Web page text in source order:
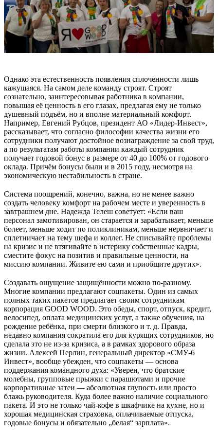
Однако эта естественность появления сплоченности лишь
кажущаяся. На самом деле команду строят. Строят
сознательно, заинтересовывая работника в компании,
повышая её ценность в его глазах, предлагая ему не только
душевный подъём, но и вполне материальный комфорт.
Например, Евгений Рубцов, президент АО «Лидер-Инвест»,
рассказывает, что согласно философии качества жизни его
сотрудники получают достойное вознаграждение за свой труд,
а по результатам работы компании каждый сотрудник
получает годовой бонус в размере от 40 до 100% от годового
оклада. Причём бонусы были и в 2015 году, несмотря на
экономическую нестабильность в стране.
Система поощрений, конечно, важна, но не менее важно
создать человеку комфорт на рабочем месте и уверенность в
завтрашнем дне. Надежда Телеш советует: «Если ваш
персонал замотивирован, он старается и зарабатывает, меньше
болеет, меньше ходит по поликлиникам, меньше нервничает и
сплетничает на тему шефа и коллег. Не списывайте проблемы
на кризис и не втягивайте в истерику собственные кадры,
сместите фокус на позитив и правильные ценности, на
миссию компании. Живите ею сами и приобщите других».
Создавать ощущение защищённости можно по-разному.
Многие компании предлагают соцпакеты. Один из самых
полных таких пакетов предлагает своим сотрудникам
корпорация GOOD WOOD. Это обеды, спорт, отпуск, кредит,
велосипед, оплата медицинских услуг, а также обучения, на
рождение ребёнка, при смерти близкого и т. д. Правда,
недавно компания сократила его для курящих сотрудников, но
сделала это не из-за кризиса, а в рамках здорового образа
жизни. Алексей Перлин, генеральный директор «СМУ-6
Инвест», вообще убежден, что соцпакеты — основа
поддержания командного духа: «Уверен, что братские
молебны, групповые прыжки с парашютами и прочие
корпоративные затеи — абсолютная глупость или просто
блажь руководителя. Куда более важно наличие социального
пакета. И это не только чай-кофе в шкафчике на кухне, но и
хорошая медицинская страховка, оплачиваемые отпуска,
годовые бонусы и обязательно „белая“ зарплата».